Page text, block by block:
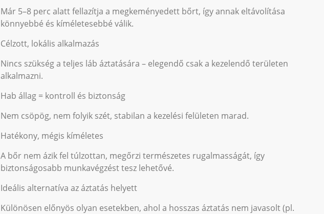
Már 5–8 perc alatt fellazítja a megkeményedett bőrt, így annak eltávolítása
könnyebbé és kíméletesebbé válik.
Célzott, lokális alkalmazás
Nincs szükség a teljes láb áztatására – elegendő csak a kezelendő területen
alkalmazni.
Hab állag = kontroll és biztonság
Nem csöpög, nem folyik szét, stabilan a kezelési felületen marad.
Hatékony, mégis kíméletes
A bőr nem ázik fel túlzottan, megőrzi természetes rugalmasságát, így
biztonságosabb munkavégzést tesz lehetővé.
Ideális alternatíva az áztatás helyett
Különösen előnyös olyan esetekben, ahol a hosszas áztatás nem javasolt (pl.